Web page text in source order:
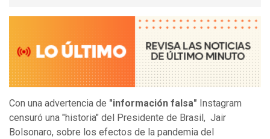
Con una advertencia de "información falsa" Instagram
censuró una "historia" del Presidente de Brasil, Jair
Bolsonaro, sobre los efectos de la pandemia del